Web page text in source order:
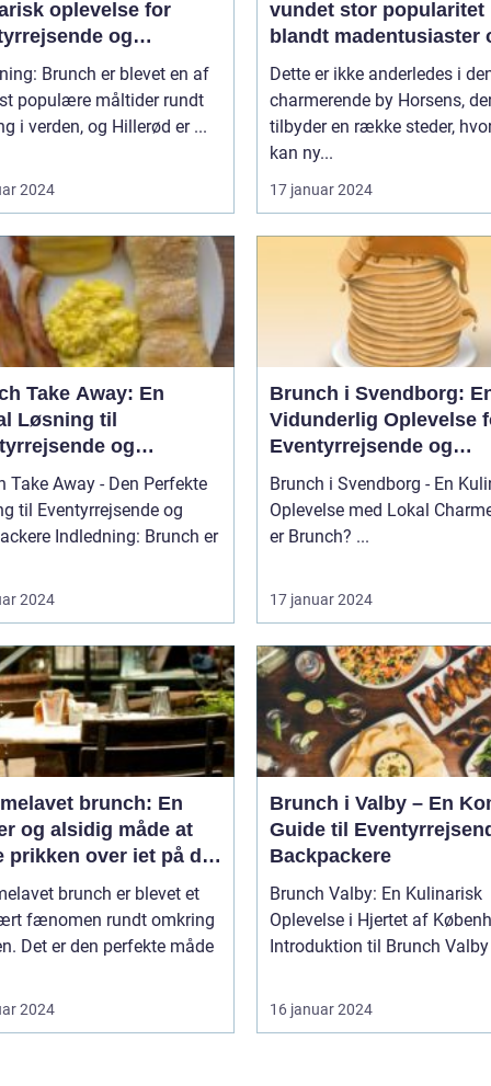
oplevelse for
og
Brunch er blevet en af
populære måltider rundt
i verden, og Hillerød er ...
2024
vundet stor popularitet
blandt madentusiaster
dem, der elsker at
kombinere de lækreste
morgenmadslækkerier
frokostfavoritter
Dette er ikke anderledes i
charmerende by Horsens,
tilbyder en række steder,
kan ny...
17 januar 2024
Take Away: En
Løsning til
og
Take Away - Den Perfekte
til Eventyrrejsende og
Brunch er
2024
Brunch i Svendborg:
Vidunderlig Oplevelse
Eventyrrejsende og
Backpackere
Brunch i Svendborg - En
Oplevelse med Lokal Charme
er Brunch? ...
17 januar 2024
brunch: En
og alsidig måde at
prikken over iet på din
eller frokost
brunch er blevet et
fænomen rundt omkring
Det er den perfekte måde
2024
Brunch i Valby – En
Guide til
Backpackere
Brunch Valby: En Kulinarisk
Oplevelse i Hjertet af
16 januar 2024